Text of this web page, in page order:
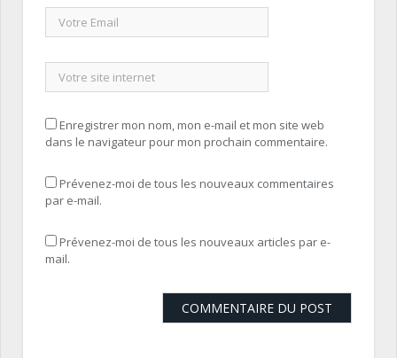
Enregistrer mon nom, mon e-mail et mon site web
dans le navigateur pour mon prochain commentaire.
Prévenez-moi de tous les nouveaux commentaires
par e-mail.
Prévenez-moi de tous les nouveaux articles par e-
mail.